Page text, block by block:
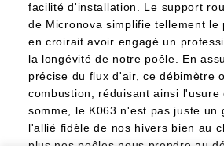
facilité d'installation. Le support
de Micronova simplifie tellement le
en croirait avoir engagé un
la longévité de notre poêle. En
précise du flux d'air, ce débimètre
combustion, réduisant ainsi l'usure
somme, le K063 n'est pas juste un
l'allié fidèle de nos hivers bien au
plus nos poêles nous prendre au